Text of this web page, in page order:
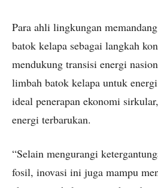
Para ahli lingkungan
batok kelapa sebagai langkah
mendukung transisi energi
limbah batok kelapa untuk
ideal penerapan ekonomi
energi terbarukan.
“Selain mengurangi
fosil, inovasi ini juga mampu